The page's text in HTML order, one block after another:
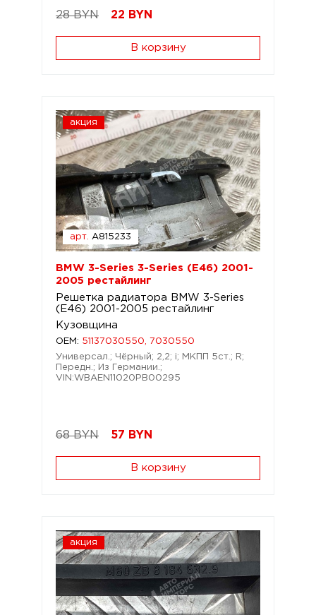
28 BYN 22 BYN
В корзину
акция
арт. A815233
BMW 3-Series 3-Series (E46) 2001-
2005 рестайлинг
Решетка радиатора BMW 3-Series
(E46) 2001-2005 рестайлинг
Кузовщина
OEM: 51137030550, 7030550
Универсал.; Чёрный; 2,2; i; МКПП 5ст.; R;
Передн.; Из Германии.;
VIN:WBAEN11020PB00295
68 BYN 57 BYN
В корзину
акция